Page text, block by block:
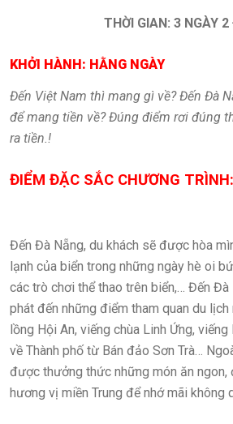
THỜI GIAN: 3 NGÀY
KHỞI HÀNH: HẰNG NGÀY
Đến Việt Nam thì mang gì về? Đến Đà
để mang tiền về? Đúng điểm rơi đúng
ra tiền.!
ĐIỂM ĐẶC SẮC CHƯƠNG TRÌNH:
Đến Đà Nẵng, du khách sẽ được hòa
lạnh của biển trong những ngày hè oi
các trò chơi thể thao trên biển,… Đến
phát đến những điểm tham quan du
lồng Hội An, viếng chùa Linh Ứng, viếng
về Thành phố từ Bán đảo Sơn Trà…
được thưởng thức những món ăn ngon,
hương vị miền Trung để nhớ mãi không